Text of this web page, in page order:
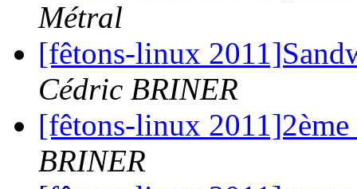
Métral
[fêtons-linux
Cédric BRINER
[fêtons-linux
BRINER